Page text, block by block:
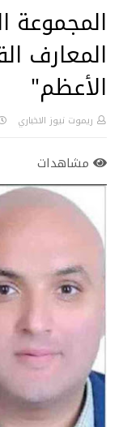
المجموعة
المعارف
الأعظم"
ريموت نيوز الاخباري
مشاهدات